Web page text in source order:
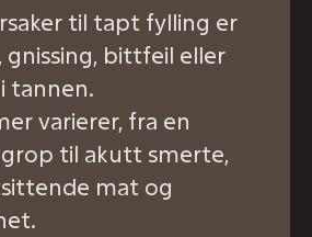
til tapt fylling er
gnissing, bittfeil eller
tannen.
varierer, fra en
til akutt smerte,
mat og